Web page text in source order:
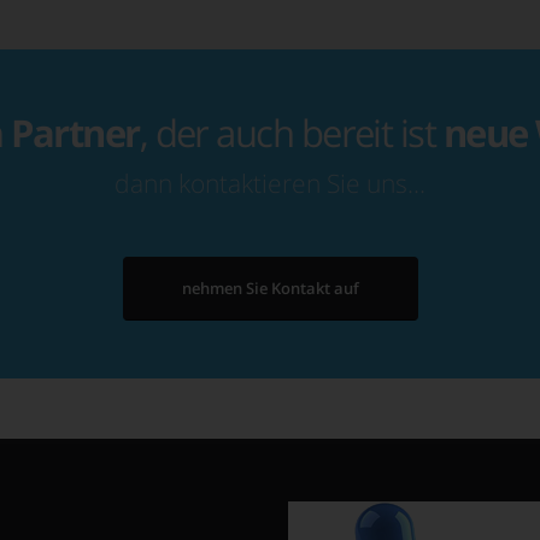
Partner, der auch bereit ist neue
dann kontaktieren Sie uns…
nehmen Sie Kontakt auf